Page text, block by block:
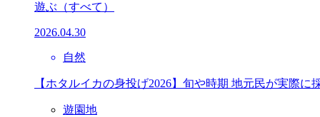
遊ぶ （すべて）
2026.04.30
自然
【ホタルイカの身投げ2026】旬や時期 地元民が実際に
遊園地